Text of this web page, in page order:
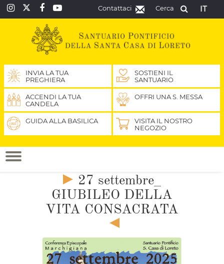
IT
Cerca
Contattaci
INVIA LA TUA
PREGHIERA
SOSTIENI IL
SANTUARIO
ACCENDI LA TUA
CANDELA
OFFRI UNA S. MESSA
GUIDA ALLA BASILICA
VISITA IL NOSTRO
NEGOZIO
27 settembre_
GIUBILEO DELLA